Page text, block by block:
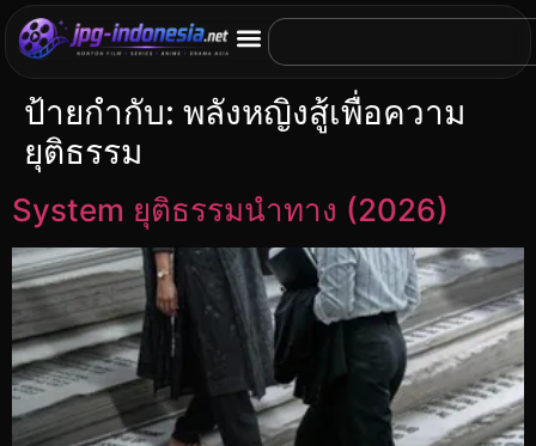
ป้ายกำกับ: พลังหญิงสู้เพื่อความ
ยุติธรรม
System ยุติธรรมนำทาง (2026)